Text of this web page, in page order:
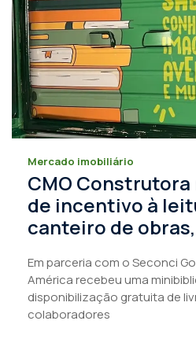
Mercado imobiliário
CMO Construtora
de incentivo à
canteiro de
Em parceria com o Seconci
América recebeu uma
disponibilização gratuita de
colaboradores